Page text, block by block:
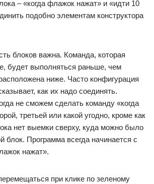
– «когда флажок нажат» и «идти 10
подобно элементам конструктора
блоков важна. Команда, которая
будет выполняться раньше, чем
ниже. Часто конфигурация
как их надо соединять.
не сможем сделать команду «когда
третьей или какой угодно, кроме как
нет выемки сверху, куда можно было
блок. Программа всегда начинается с
нажат».
при клике по зеленому